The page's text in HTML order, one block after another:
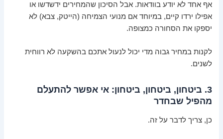
אף אחד לא יודע בוודאות. אבל הסיכון שהמחירים ידשדשו או
אפילו ירדו קיים, במיוחד אם מנועי הצמיחה (הייטק, צבא) לא
יספקו את הסחורה כמצופה.
לקנות במחיר גבוה מדי יכול לנעול אתכם בהשקעה לא רווחית
לשנים.
3. ביטחון, ביטחון, ביטחון: אי אפשר להתעלם
מהפיל שבחדר
כן, צריך לדבר על זה.